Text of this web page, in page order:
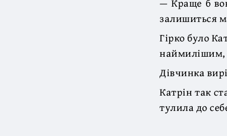
залишиться
Гірко було
Дівчинка
Катрін так
тулила до